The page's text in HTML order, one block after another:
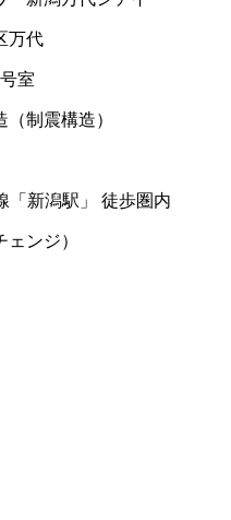
万代
室
制震構造）
「新潟駅」 徒歩圏内
ンジ）